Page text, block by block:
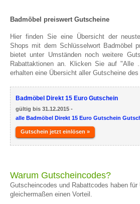
Badmöbel preiswert Gutscheine
Hier finden Sie eine Übersicht der
Shops mit dem Schlüsselwort Badmöbel
bietet unter Umständen noch weitere
Rabattaktionen an. Klicken Sie auf "Alle
erhalten eine Übersicht aller Gutscheine
Badmöbel Direkt 15 Euro Gutschein
gültig bis 31.12.2015 -
alle Badmöbel Direkt 15 Euro Gutschein
Gutschein jetzt einlösen »
Warum Gutscheincodes?
Gutscheincodes und Rabattcodes haben für
gleichermaßen einen Vorteil.